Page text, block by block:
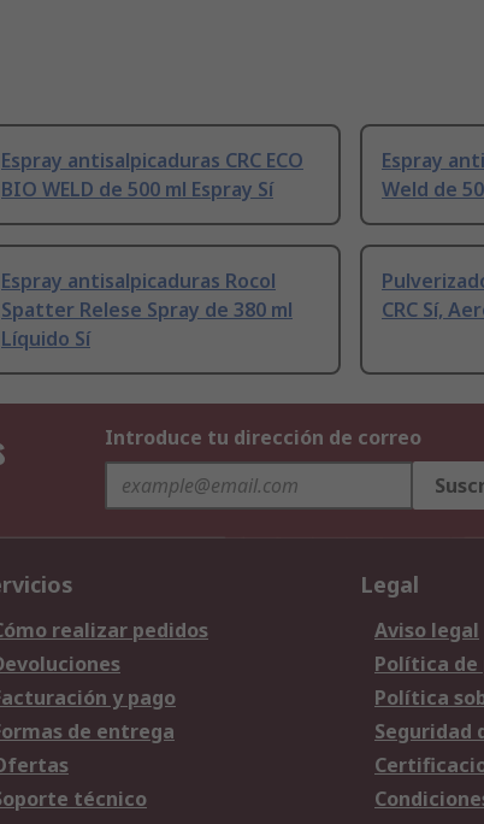
Espray antisalpicaduras CRC ECO
BIO WELD de 500 ml Espray Sí
Espray
Weld de
Espray antisalpicaduras Rocol
Spatter Relese Spray de 380 ml
Líquido Sí
CRC Sí,
Introduce tu dirección de correo
realizar pedidos
y pago
de entrega
técnico
Legal
Aviso legal
Política
Política
Seguridad